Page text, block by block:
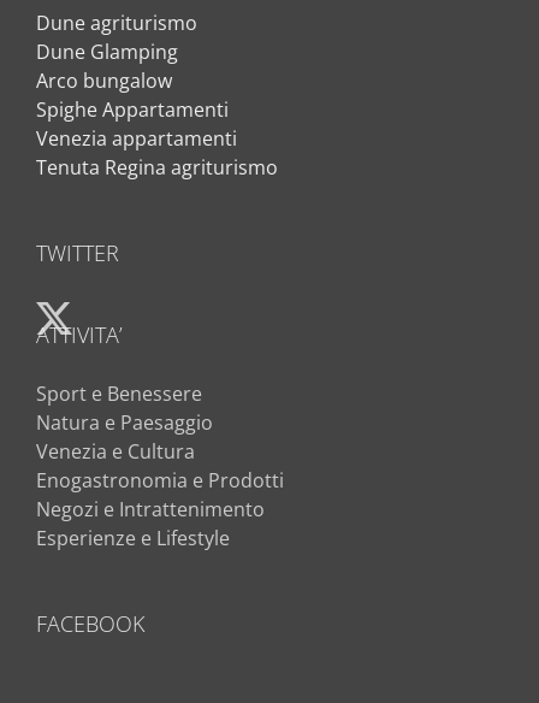
Dune agriturismo
Dune Glamping
Arco bungalow
Spighe Appartamenti
Venezia appartamenti
Tenuta Regina agriturismo
TWITTER
ATTIVITA’
Sport e Benessere
Natura e Paesaggio
Venezia e Cultura
Enogastronomia e Prodotti
Negozi e Intrattenimento
Esperienze e Lifestyle
FACEBOOK